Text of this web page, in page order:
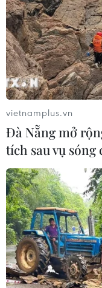
vietnamplus.vn
Đà Nẵng mở
tích sau vụ sóng